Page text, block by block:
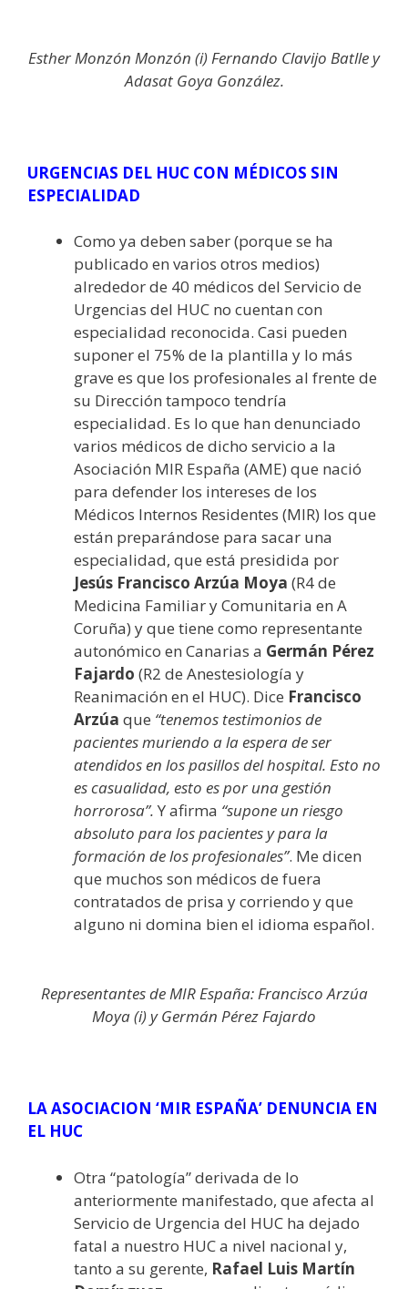
Esther Monzón Monzón (i) Fernando Clavijo Batlle y
Adasat Goya González.
URGENCIAS DEL HUC CON MÉDICOS SIN
ESPECIALIDAD
Como ya deben saber (porque se ha
publicado en varios otros medios)
alrededor de 40 médicos del Servicio de
Urgencias del HUC no cuentan con
especialidad reconocida. Casi pueden
suponer el 75% de la plantilla y lo más
grave es que los profesionales al frente de
su Dirección tampoco tendría
especialidad. Es lo que han denunciado
varios médicos de dicho servicio a la
Asociación MIR España (AME) que nació
para defender los intereses de los
Médicos Internos Residentes (MIR) los que
están preparándose para sacar una
especialidad, que está presidida por
Jesús Francisco Arzúa Moya (R4 de
Medicina Familiar y Comunitaria en A
Coruña) y que tiene como representante
autonómico en Canarias a Germán Pérez
Fajardo (R2 de Anestesiología y
Reanimación en el HUC). Dice Francisco
Arzúa que “tenemos testimonios de
pacientes muriendo a la espera de ser
atendidos en los pasillos del hospital. Esto no
es casualidad, esto es por una gestión
horrorosa”. Y afirma “supone un riesgo
absoluto para los pacientes y para la
formación de los profesionales”. Me dicen
que muchos son médicos de fuera
contratados de prisa y corriendo y que
alguno ni domina bien el idioma español.
Representantes de MIR España: Francisco Arzúa
Moya (i) y Germán Pérez Fajardo
LA ASOCIACION ‘MIR ESPAÑA’ DENUNCIA EN
EL HUC
Otra “patología” derivada de lo
anteriormente manifestado, que afecta al
Servicio de Urgencia del HUC ha dejado
fatal a nuestro HUC a nivel nacional y,
tanto a su gerente, Rafael Luis Martín